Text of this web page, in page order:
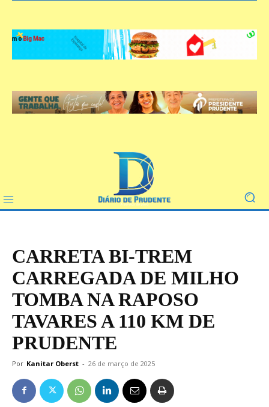
CARRETA BI-TREM
CARREGADA DE MILHO
TOMBA NA RAPOSO
TAVARES A 110 KM DE
PRUDENTE
Por Kanitar Oberst - 26 de março de 2025